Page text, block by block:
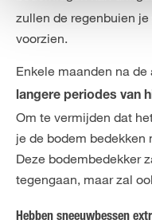
zullen de regenbuien
voorzien.
Enkele maanden na
langere periodes van
Om te vermijden dat
je de bodem
Deze bodembedekker
tegengaan, maar zal